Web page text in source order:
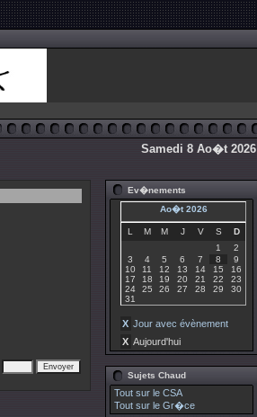
Samedi 8 Ao�t 2026
Ev�nements
Ao�t 2026
L M M J V S
D
1
2
3
4 5 6 7 8
9
10
11 12 13 14 15
16
17
18 19 20 21 22
23
24
25 26 27 28 29
30
31
X Jour avec évènement
X Aujourd'hui
Sujets Chaud
Tout sur le CSA
Tout sur le Gr�ce